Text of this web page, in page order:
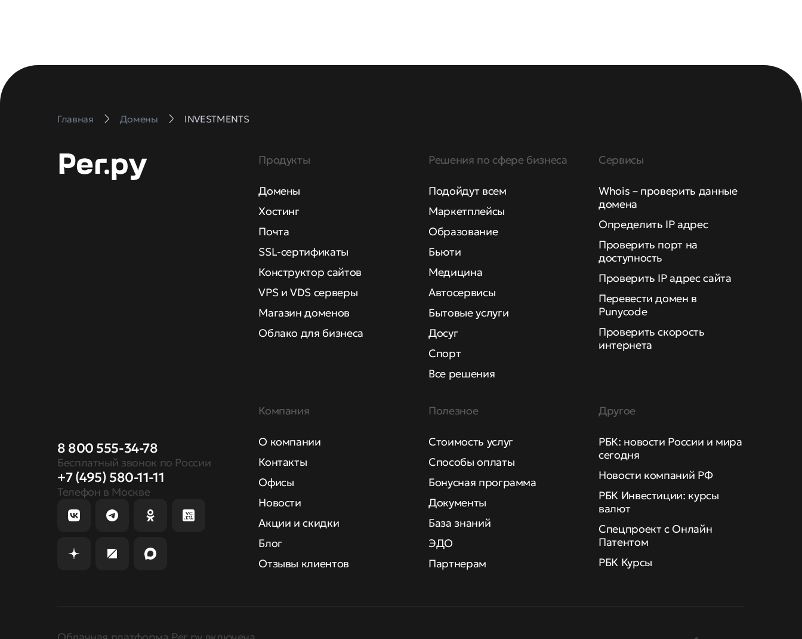
Главная Домены INVESTMENTS
8 800 555-34-78
Бесплатный звонок по России
+7 (495) 580-11-11
Телефон в Москве
Продукты
Домены
Хостинг
Почта
SSL-сертификаты
Конструктор сайтов
VPS и VDS серверы
Магазин доменов
Облако для бизнеса
Решения по сфере бизнеса
Подойдут всем
Маркетплейсы
Образование
Бьюти
Медицина
Автосервисы
Бытовые услуги
Досуг
Спорт
Все решения
Сервисы
Whois – проверить данные
домена
Определить IP адрес
Проверить порт на
доступность
Проверить IP адрес сайта
Перевести домен в
Punycode
Проверить скорость
интернета
Компания
О компании
Контакты
Офисы
Новости
Акции и скидки
Блог
Отзывы клиентов
Полезное
Стоимость услуг
Способы оплаты
Бонусная программа
Документы
База знаний
ЭДО
Партнерам
Другое
РБК: новости России и мира
сегодня
Новости компаний РФ
РБК Инвестиции: курсы
валют
Спецпроект с Онлайн
Патентом
РБК Курсы